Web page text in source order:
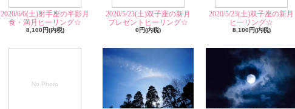
2020/6/6(土)射手座の半影月
食・満月ヒーリング☆
8,100円(内税)
2020/5/23(土)双子座の新月
プレゼントヒーリング☆
0円(内税)
2020/5/23(土)双子座の新月
ヒーリング☆
8,100円(内税)
No Photo